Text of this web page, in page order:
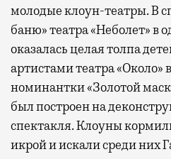
молодые клоун-театры. В
баню» театра «Неболет» в
оказалась целая толпа
артистами театра «Около»
номинантки «Золотой
был построен на
спектакля. Клоуны
икрой и искали среди них